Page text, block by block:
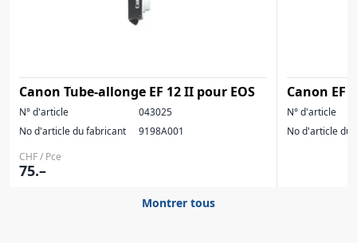
Canon Tube-allonge EF 12 II pour EOS
N° d'article
043025
No d'article du fabricant
9198A001
CHF / Pce
75.–
Canon EF
N° d'article
No d'article du
Montrer tous